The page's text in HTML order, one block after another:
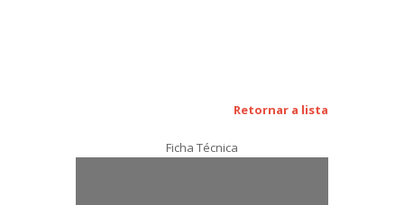
Retornar a lista
Ficha Técnica